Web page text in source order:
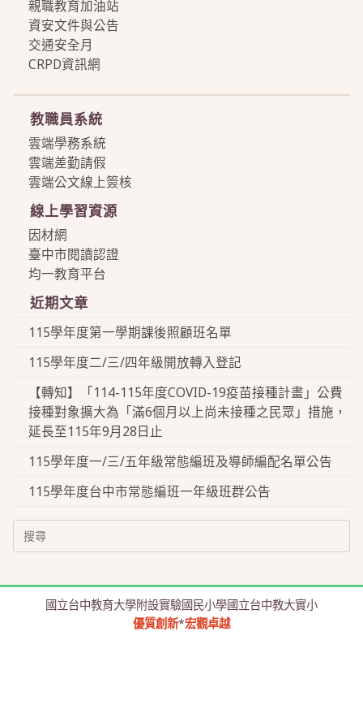
親職教育加油站
資安文件與公告
交通安全月
CRPD資訊網
教職員系統
雲端學務系統
雲端差勤請假
雲端公文線上簽核
線上學習資源
因材網
臺中市閱讀認證
均一教育平台
近期文章
115學年度第一學期課後照顧班名單
115學年度二/三/四年級開放轉入登記
【轉知】「114-115年度COVID-19疫苗接種計畫」公費
接種對象擴大為「滿6個月以上尚未接種之民眾」措施，
延長至115年9月28日止
115學年度一/三/五年級常態編班及導師編配名單公告
115學年度台中市常態編班一年級班群公告
Search
for:
國立台中教育大學附設實驗國民小學國立台中教大實小
優質創新*宏觀卓越